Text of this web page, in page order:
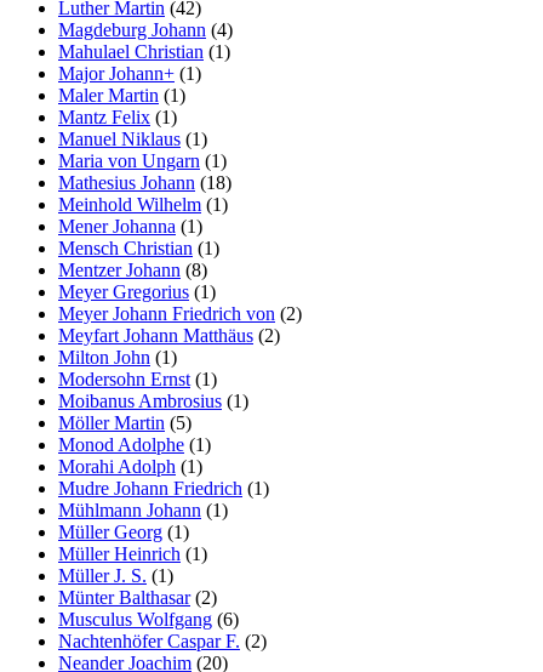
Luther Martin (42)
Magdeburg Johann (4)
Mahulael Christian (1)
Major Johann+ (1)
Maler Martin (1)
Mantz Felix (1)
Manuel Niklaus (1)
Maria von Ungarn (1)
Mathesius Johann (18)
Meinhold Wilhelm (1)
Mener Johanna (1)
Mensch Christian (1)
Mentzer Johann (8)
Meyer Gregorius (1)
Meyer Johann Friedrich von (2)
Meyfart Johann Matthäus (2)
Milton John (1)
Modersohn Ernst (1)
Moibanus Ambrosius (1)
Möller Martin (5)
Monod Adolphe (1)
Morahi Adolph (1)
Mudre Johann Friedrich (1)
Mühlmann Johann (1)
Müller Georg (1)
Müller Heinrich (1)
Müller J. S. (1)
Münter Balthasar(2)
Musculus Wolfgang (6)
Nachtenhöfer Caspar F. (2)
Neander Joachim (20)